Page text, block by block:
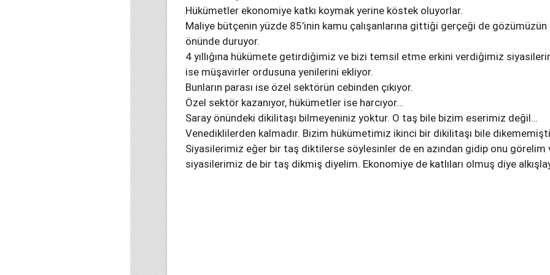
Hükümetler ekonomiye katkı koymak yerine köstek oluyorlar.
Maliye bütçenin yüzde 85’inin kamu çalışanlarına gittiği gerçeği de gözümüzün
önünde duruyor.
4 yıllığına hükümete getirdiğimiz ve bizi temsil etme erkini verdiğimiz
ise müşavirler ordusuna yenilerini ekliyor.
Bunların parası ise özel sektörün cebinden çıkıyor.
Özel sektör kazanıyor, hükümetler ise harcıyor…
Saray önündeki dikilitaşı bilmeyeniniz yoktur. O taş bile bizim eserimiz değil…
Venediklilerden kalmadır. Bizim hükümetimiz ikinci bir dikilitaşı bile
Siyasilerimiz eğer bir taş diktilerse söylesinler de en azından gidip onu görelim
siyasilerimiz de bir taş dikmiş diyelim. Ekonomiye de katlıları olmuş diye